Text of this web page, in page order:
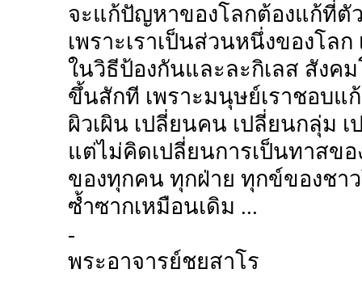
จะแก้ปัญหาของโลกต้องแก้ที่ตัว
เพราะเราเป็นส่วนหนึ่งของโลก
ในวิธีป้องกันและละกิเลส สังค
ขึ้นสักที เพราะมนุษย์เราชอบแ
ผิวเผิน เปลี่ยนคน เปลี่ยนกลุ่ม
แต่ไม่คิดเปลี่ยนการเป็นทาสขอ
ของทุกคน ทุกฝ่าย ทุกข์ของชา
ซ้ำซากเหมือนเดิม ...
-
พระอาจารย์ชยสาโร